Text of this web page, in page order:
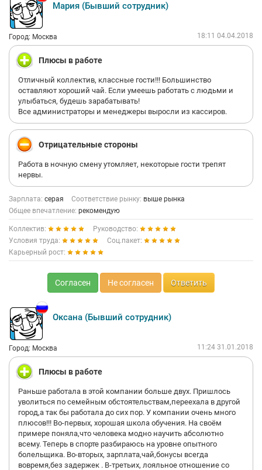
Мария (Бывший сотрудник)
Город: Москва 18:11 04.04.2018
Плюсы в работе
Отличный коллектив, классные гости!!! Большинство
оставляют хороший чай. Если умеешь работать с людьми и
улыбаться, будешь зарабатывать!
Все администраторы и менеджеры выросли из кассиров.
Отрицательные стороны
Работа в ночную смену утомляет, некоторые гости трепят
нервы.
Зарплата: серая Соответствие рынку: выше рынка
Общее впечатление: рекомендую
Коллектив:
Руководство:
Условия труда:
Соц.пакет:
Карьерный рост:
Согласен Не согласен Ответить
Оксана (Бывший сотрудник)
Город: Москва 11:24 31.01.2018
Плюсы в работе
Раньше работала в этой компании больше двух. Пришлось
уволиться по семейным обстоятельствам,переехала в другой
город,а так бы работала до сих пор. У компании очень много
плюсов!!! Во-первых, хорошая школа обучения. На своём
примере поняла,что человека модно научить абсолютно
всему. Теперь в спорте разбираюсь на уровне опытного
болельщика. Во-вторых, зарплата,чай,бонусы всегда
вовремя,без задержек . В-третьих, лояльное отношение со